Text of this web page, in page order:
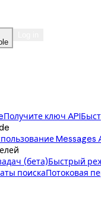
Получите ключ API
Messages
(бета)Быстрый
поискаПотоковая